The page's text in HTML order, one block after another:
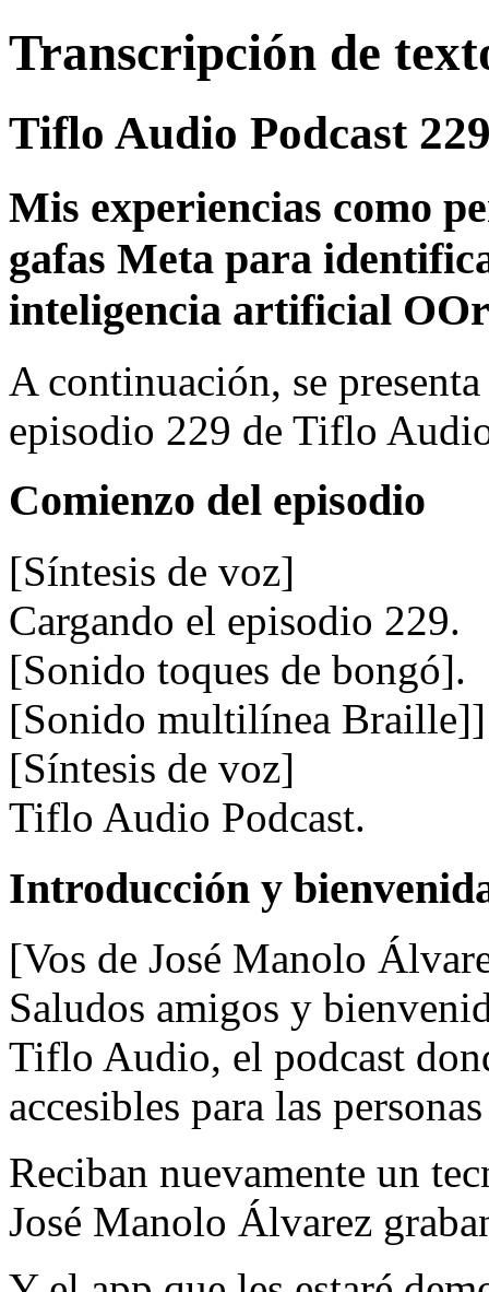
Transcripción de
Tiflo Audio Podcast
Mis experiencias como
gafas Meta para
inteligencia artificial
A continuación, se
episodio 229 de Tiflo
Comienzo del episodio
[Síntesis de voz]
Cargando el episodio 229.
[Sonido toques de bongó].
[Sonido multilínea Braille]]
[Síntesis de voz]
Tiflo Audio Podcast.
Introducción y
[Vos de José Manolo
Saludos amigos y
Tiflo Audio, el podcast
accesibles para las
Reciban nuevamente un
José Manolo Álvarez